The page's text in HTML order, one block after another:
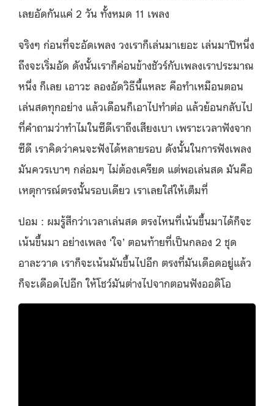
เลยอัดกันแค่ 2 วัน ทั้งหมด 11 เพลง
จริงๆ ก่อนที่จะอัดเพลง วงเราก็เล่นมาเยอะ เล่นมาปีหนึ่ง
ถึงจะเริ่มอัด ดังนั้นเราก็ค่อนข้างชัวร์กับเพลงเราประมาณ
หนึ่ง ก็เลย เอาวะ ลองอัดวิธีนี้แหละ คือทำเหมือนตอน
เล่นสดทุกอย่าง แล้วเดือนก็เอาไปทำต่อ แล้วย้อนกลับไป
ที่คำถามว่าทำไมในซีดีเราถึงเสียงเบา เพราะเวลาฟังจาก
ซีดี เราคิดว่าคนจะฟังได้หลายรอบ ดังนั้นในการฟังเพลง
มันควรเบาๆ กล่อมๆ ไม่ต้องเครียด แต่พอเล่นสด มันคือ
เหตุการณ์ตรงนั้นรอบเดียว เราเลยใส่ให้เต็มที่
ปอม : ผมรู้สึกว่าเวลาเล่นสด ตรงไหนที่เน้นขึ้นมาได้ก็จะ
เน้นขึ้นมา อย่างเพลง ‘ใจ’ ตอนท้ายที่เป็นกลอง 2 ชุด
อาละวาด เราก็จะเน้นมันขึ้นไปอีก ตรงที่มันเดือดอยู่แล้ว
ก็จะเดือดไปอีก ให้โชว์มันต่างไปจากตอนฟังออดิโอ